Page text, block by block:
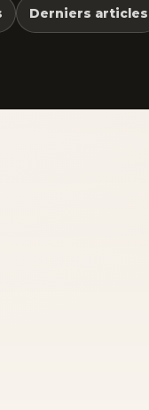
Derniers articles